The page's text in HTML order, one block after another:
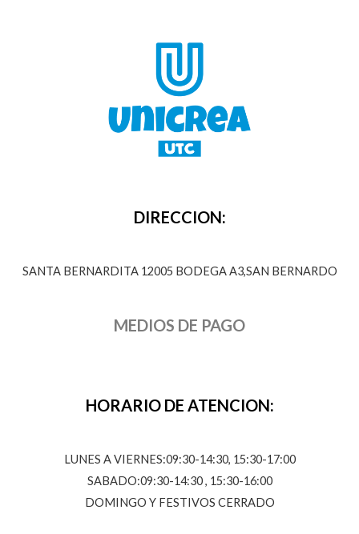
DIRECCION:
SANTA BERNARDITA 12005 BODEGA A3,SAN BERNARDO
MEDIOS DE PAGO
HORARIO DE ATENCION:
LUNES A VIERNES:09:30-14:30, 15:30-17:00
SABADO:09:30-14:30 , 15:30-16:00
DOMINGO Y FESTIVOS CERRADO